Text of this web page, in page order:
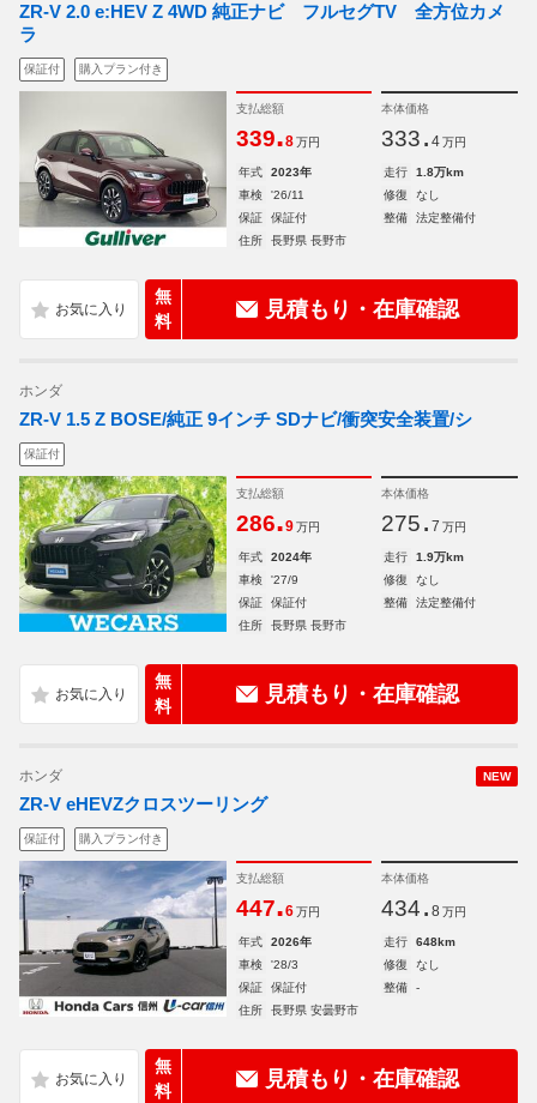
ZR-V 2.0 e:HEV Z 4WD 純正ナビ フルセグTV 全方位カメ
ラ
保証付 購入プラン付き
支払総額
339.8 万円
本体価格
333. 4 万円
年式 2023年 走行
1.8万km
車検
'26/11 修復
なし
保証
保証付 整備
法定整備付
住所
長野県 長野市
無
料
見積もり・在庫確認
ホンダ
ZR-V 1.5 Z BOSE/純正 9インチ SDナビ/衝突安全装置/シ
保証付
支払総額
286.9 万円
本体価格
275. 7 万円
年式 2024年 走行
1.9万km
車検
'27/9 修復
なし
保証
保証付 整備
法定整備付
住所
長野県 長野市
無
料
見積もり・在庫確認
NEW
ホンダ
ZR-V eHEVZクロスツーリング
保証付 購入プラン付き
支払総額
447.6 万円
本体価格
434. 8 万円
年式 2026年 走行
648km
車検
'28/3 修復
なし
保証
保証付 整備
-
住所
長野県 安曇野市
無
料
見積もり・在庫確認